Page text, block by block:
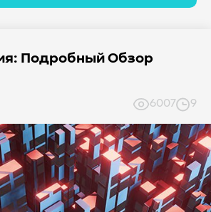
Подробный Обзор
6007 9